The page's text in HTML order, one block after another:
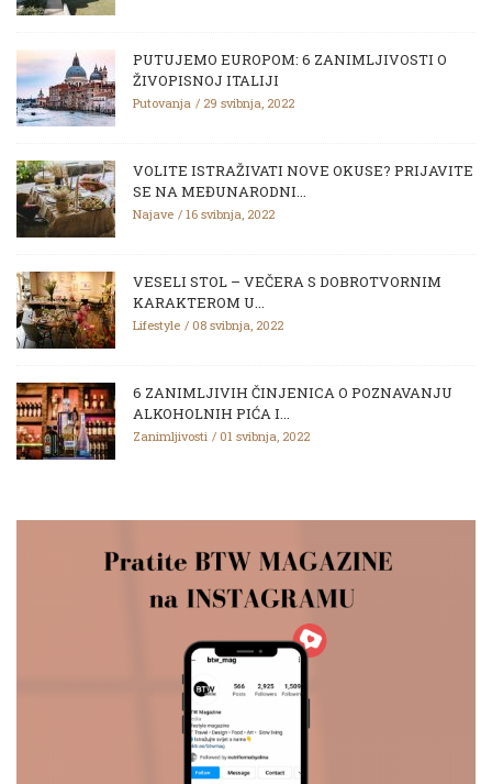
PUTUJEMO EUROPOM: 6 ZANIMLJIVOSTI O
ŽIVOPISNOJ ITALIJI
Putovanja 29 svibnja, 2022
VOLITE ISTRAŽIVATI NOVE OKUSE? PRIJAVITE
SE NA MEĐUNARODNI...
Najave 16 svibnja, 2022
VESELI STOL – VEČERA S DOBROTVORNIM
KARAKTEROM U...
Lifestyle 08 svibnja, 2022
6 ZANIMLJIVIH ČINJENICA O POZNAVANJU
ALKOHOLNIH PIĆA I...
Zanimljivosti 01 svibnja, 2022